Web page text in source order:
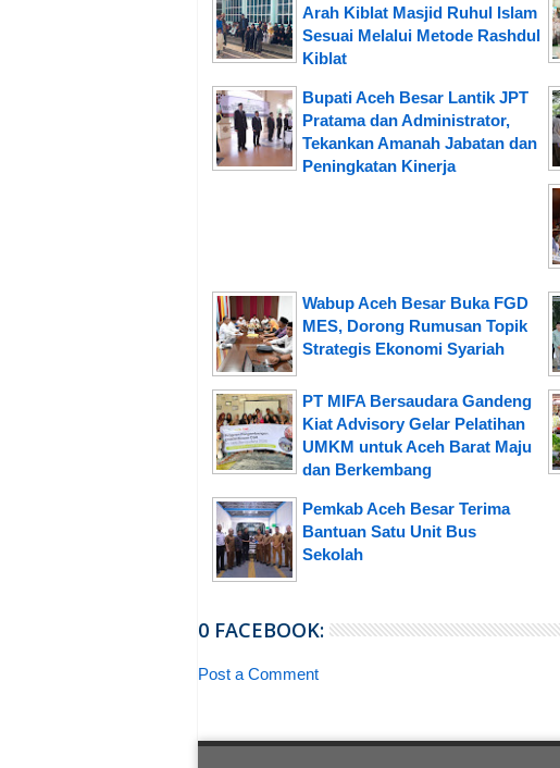
Arah Kiblat Masjid Ruhul Islam
Sesuai Melalui Metode Rashdul
Kiblat
Bupati Aceh Besar Lantik JPT
Pratama dan Administrator,
Tekankan Amanah Jabatan dan
Peningkatan Kinerja
Wabup Aceh Besar Buka FGD
MES, Dorong Rumusan Topik
Strategis Ekonomi Syariah
PT MIFA Bersaudara Gandeng
Kiat Advisory Gelar Pelatihan
UMKM untuk Aceh Barat Maju
dan Berkembang
Pemkab Aceh Besar Terima
Bantuan Satu Unit Bus
Sekolah
0 FACEBOOK:
Post a Comment